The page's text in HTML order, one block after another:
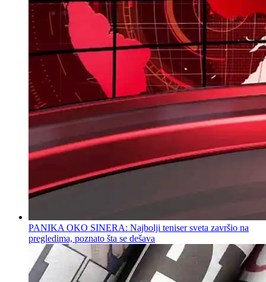
PANIKA OKO SINERA: Najbolji teniser sveta završio na
pregledima, poznato šta se dešava